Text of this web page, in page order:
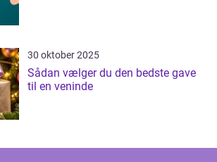
30 oktober 2025
Sådan vælger du den bedste gave
til en veninde